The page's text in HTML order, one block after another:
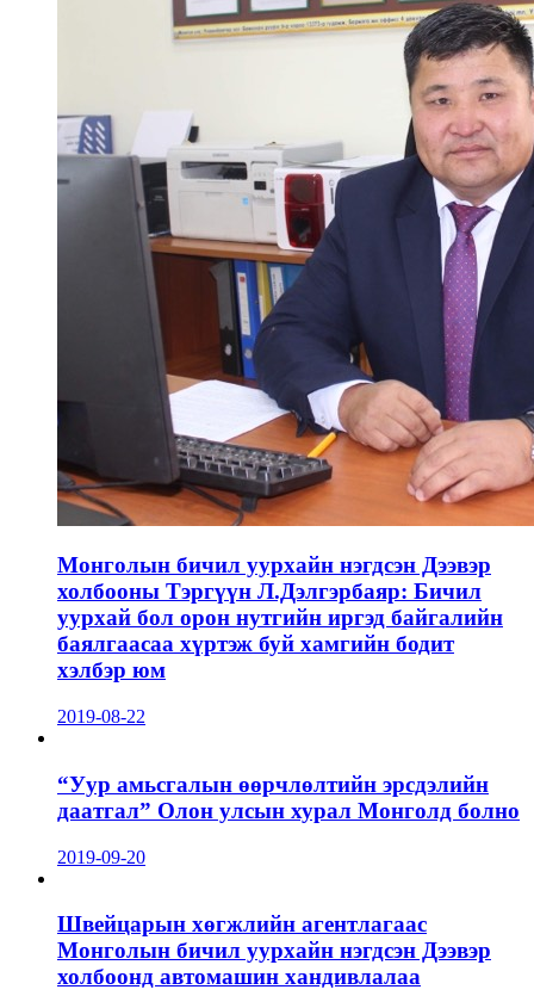
Монголын бичил уурхайн нэгдсэн Дээвэр
холбооны Тэргүүн Л.Дэлгэрбаяр: Бичил
уурхай бол орон нутгийн иргэд байгалийн
баялгаасаа хүртэж буй хамгийн бодит
хэлбэр юм
2019-08-22
“Уур амьсгалын өөрчлөлтийн эрсдэлийн
даатгал” Олон улсын хурал Монголд болно
2019-09-20
Швейцарын хөгжлийн агентлагаас
Монголын бичил уурхайн нэгдсэн Дээвэр
холбоонд автомашин хандивлалаа